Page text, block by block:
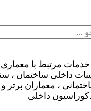
مرتبط با
داخلی ساختمان ،
، معماران برتر
داخلی